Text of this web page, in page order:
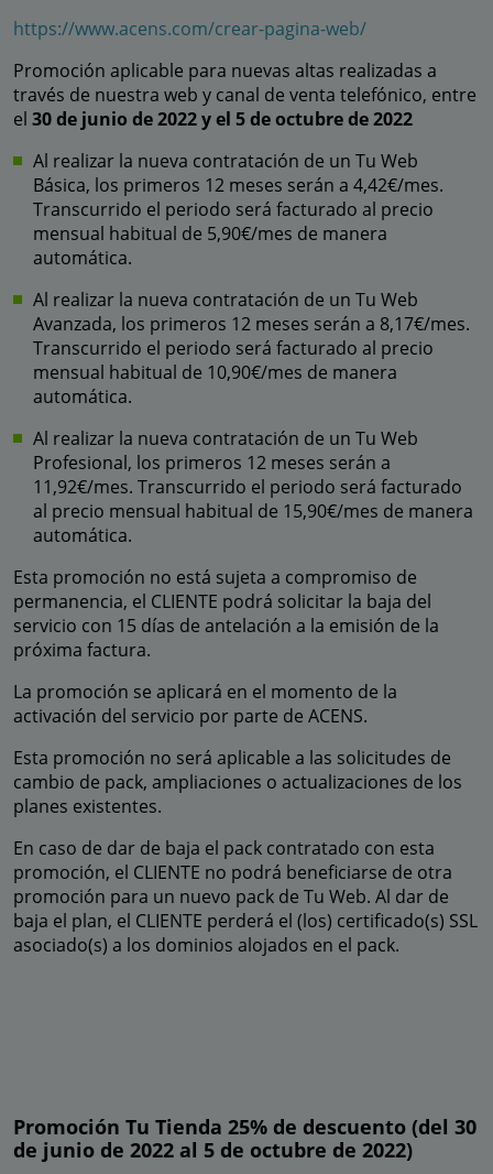
https://www.acens.com/crear-pagina-web/
Promoción aplicable para nuevas altas realizadas a
través de nuestra web y canal de venta telefónico, entre
el 30 de junio de 2022 y el 5 de octubre de 2022
Al realizar la nueva contratación de un Tu Web
Básica, los primeros 12 meses serán a 4,42€/mes.
Transcurrido el periodo será facturado al precio
mensual habitual de 5,90€/mes de manera
automática.
Al realizar la nueva contratación de un Tu Web
Avanzada, los primeros 12 meses serán a 8,17€/mes.
Transcurrido el periodo será facturado al precio
mensual habitual de 10,90€/mes de manera
automática.
Al realizar la nueva contratación de un Tu Web
Profesional, los primeros 12 meses serán a
11,92€/mes. Transcurrido el periodo será facturado
al precio mensual habitual de 15,90€/mes de manera
automática.
Esta promoción no está sujeta a compromiso de
permanencia, el CLIENTE podrá solicitar la baja del
servicio con 15 días de antelación a la emisión de la
próxima factura.
La promoción se aplicará en el momento de la
activación del servicio por parte de ACENS.
Esta promoción no será aplicable a las solicitudes de
cambio de pack, ampliaciones o actualizaciones de los
planes existentes.
En caso de dar de baja el pack contratado con esta
promoción, el CLIENTE no podrá beneficiarse de otra
promoción para un nuevo pack de Tu Web. Al dar de
baja el plan, el CLIENTE perderá el (los) certificado(s) SSL
asociado(s) a los dominios alojados en el pack.
Promoción Tu Tienda 25% de descuento (del 30
de junio de 2022 al 5 de octubre de 2022)